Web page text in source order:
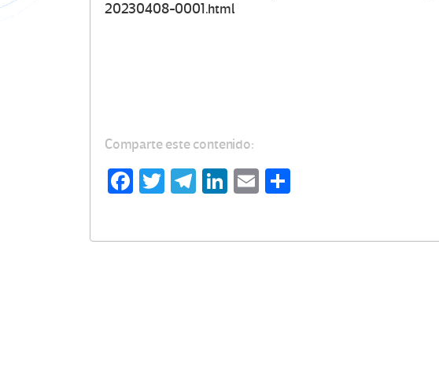
20230408-0001.html
Comparte este contenido:
Fa T
Te
Li
E